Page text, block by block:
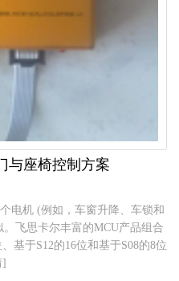
与座椅控制方案
电机 (例如，车窗升降、车锁和
飞思卡尔丰富的MCU产品组合
基于S12的16位和基于S08的8位
]